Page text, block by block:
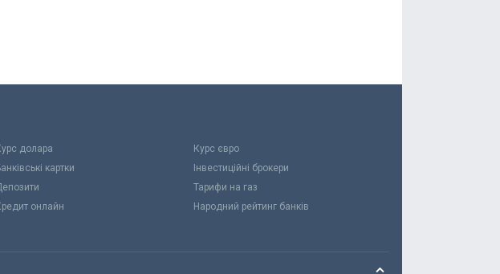
долара
Курс євро
картки
Інвестиційні брокери
Тарифи на газ
онлайн
Народний рейтинг банків